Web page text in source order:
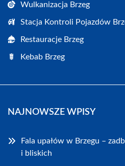
Wulkanizacja Brzeg
Stacja Kontroli Pojazdów
Restauracje Brzeg
Kebab Brzeg
NAJNOWSZE WPISY
Fala upałów w Brzegu –
i bliskich